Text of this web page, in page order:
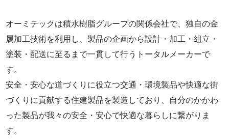
オーミテックは積水樹脂グループの関係会社で、独自の金
属加工技術を利用し、製品の企画から設計・加工・組立・
塗装・配送に至るまで一貫して行うトータルメーカーで
す。
安全・安心な道づくりに役立つ交通・環境製品や快適な街
づくりに貢献する住建製品を製造しており、自分のかかわ
った製品が我々の安全・安心で快適な暮らしに繋がりま
す。